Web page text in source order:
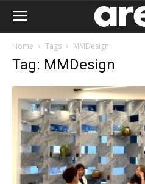
Home Tags MMDesign
Tag: MMDesign